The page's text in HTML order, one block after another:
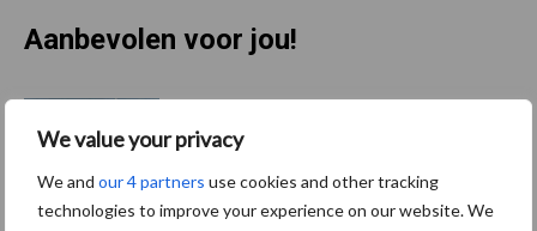
We value your privacy
We and our 4 partners use cookies and other tracking
technologies to improve your experience on our website. We
Aanbevolen voor jou!
marktaandeel groeien in
markt